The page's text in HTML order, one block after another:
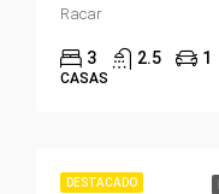
Racar
3 2.5 1
CASAS
DESTACADO